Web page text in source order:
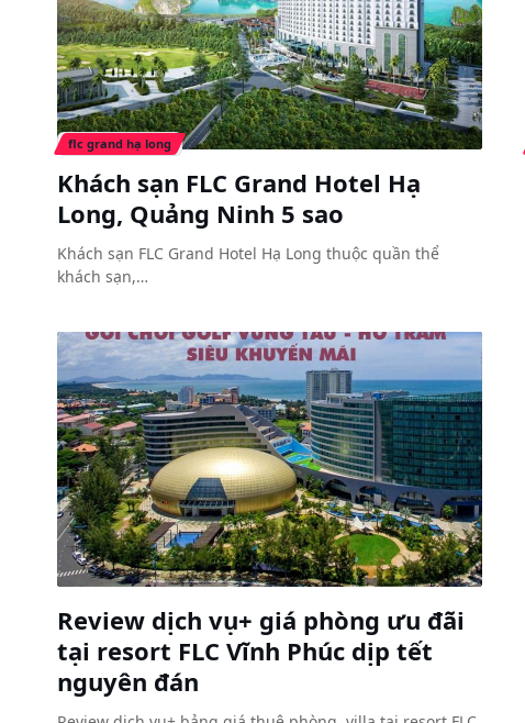
flc grand hạ long
Khách sạn FLC Grand Hotel Hạ
Long, Quảng Ninh 5 sao
Khách sạn FLC Grand Hotel Hạ Long thuộc quần thể
khách sạn,…
Review dịch vụ+ giá phòng ưu đãi
tại resort FLC Vĩnh Phúc dịp tết
nguyên đán